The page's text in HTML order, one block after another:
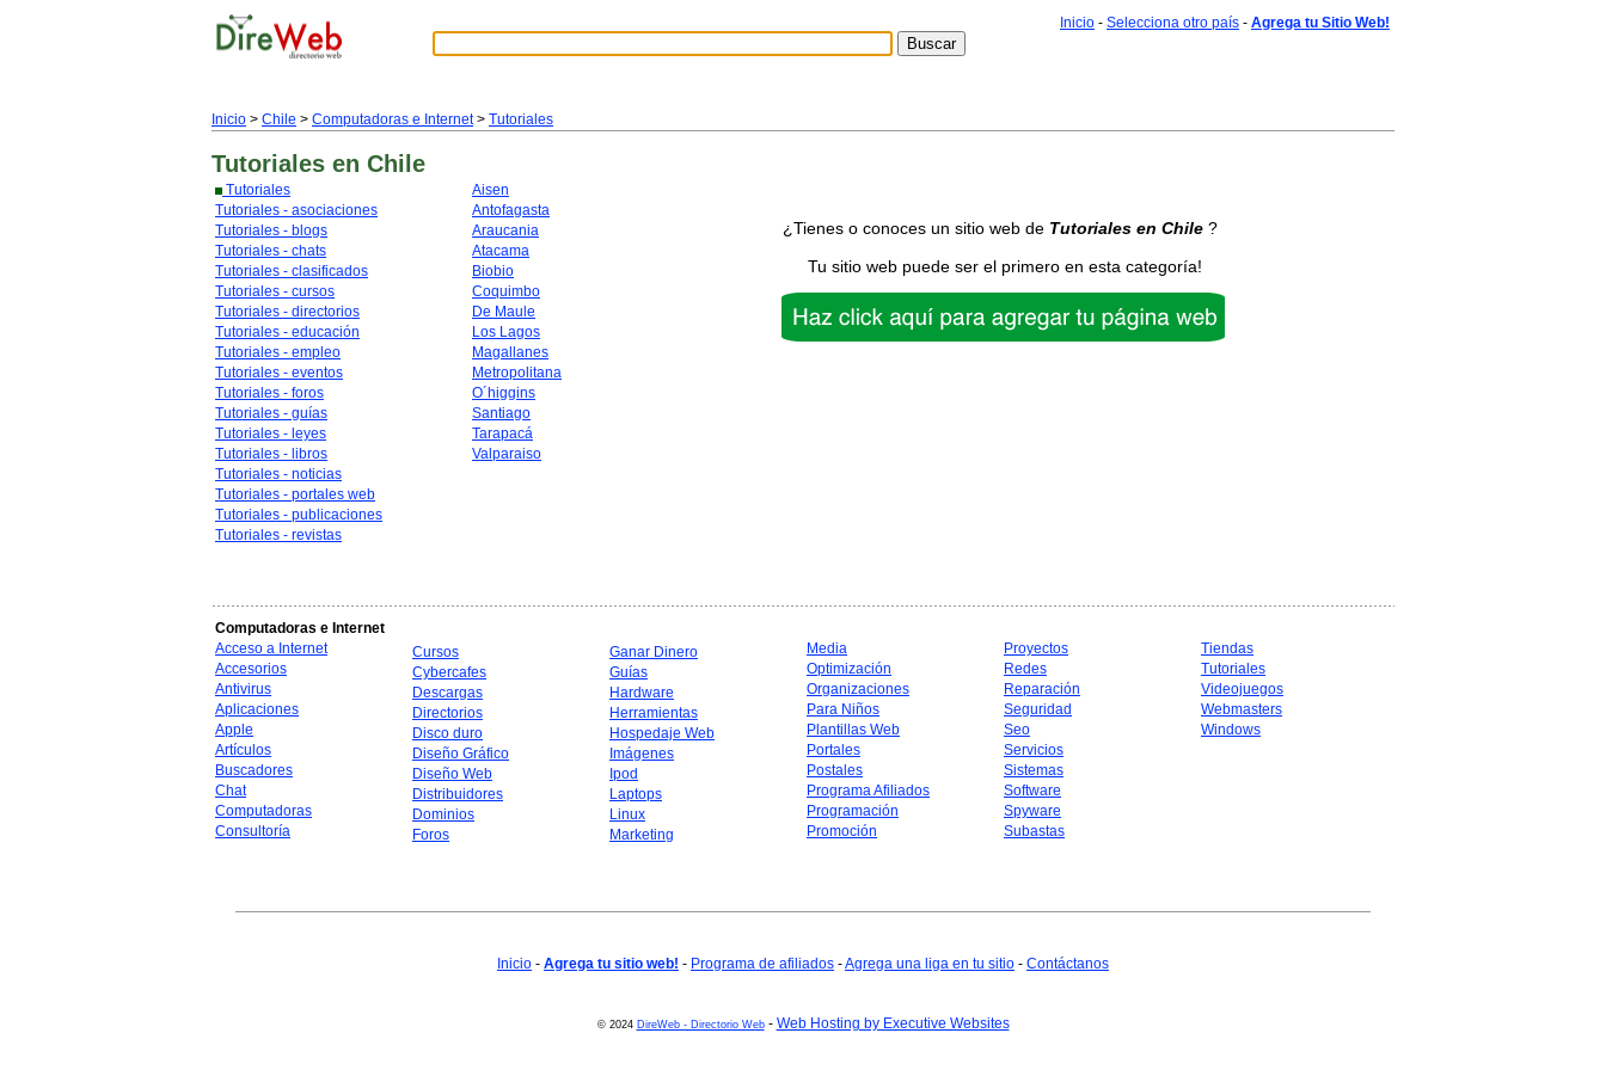
Inicio - Selecciona otro país - Agrega tu Sitio Web!
Inicio > Chile > Computadoras e Internet> Tutoriales
Tutoriales en Chile
Tutoriales
Tutoriales - asociaciones
Tutoriales - blogs
Tutoriales - chats
Tutoriales - clasificados
Tutoriales - cursos
Tutoriales - directorios
Tutoriales - educación
Tutoriales - empleo
Tutoriales - eventos
Tutoriales - foros
Tutoriales - guías
Tutoriales - leyes
Tutoriales - libros
Tutoriales - noticias
Tutoriales - portales web
Tutoriales - publicaciones
Tutoriales - revistas
Aisen
Antofagasta
Araucania
Atacama
Biobio
Coquimbo
De Maule
Los Lagos
Magallanes
Metropolitana
O´higgins
Santiago
Tarapacá
Valparaiso
¿Tienes o conoces un sitio web de Tutoriales en Chile ?
Tu sitio web puede ser el primero en esta categoría!
Computadoras e Internet
Acceso a Internet
Accesorios
Antivirus
Aplicaciones
Apple
Artículos
Buscadores
Chat
Computadoras
Consultoría
Cursos
Cybercafes
Descargas
Directorios
Disco duro
Diseño Gráfico
Diseño Web
Distribuidores
Dominios
Foros
Ganar Dinero
Guías
Hardware
Herramientas
Hospedaje Web
Imágenes
Ipod
Laptops
Linux
Marketing
Media
Optimización
Organizaciones
Para Niños
Plantillas Web
Portales
Postales
Programa Afiliados
Programación
Promoción
Proyectos
Redes
Reparación
Seguridad
Seo
Servicios
Sistemas
Software
Spyware
Subastas
Tiendas
Tutoriales
Videojuegos
Webmasters
Windows
Inicio - Agrega tu sitio web! - Programa de afiliados -Agrega una liga en tu sitio - Contáctanos
© 2024 DireWeb - Directorio Web- Web Hosting by Executive Websites